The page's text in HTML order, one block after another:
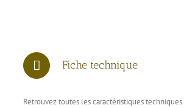
Fiche technique
Retrouvez toutes les caractéristiques